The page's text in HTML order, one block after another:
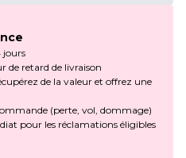
jours
de retard de livraison
de la valeur et offrez une
(perte, vol, dommage)
pour les réclamations éligibles